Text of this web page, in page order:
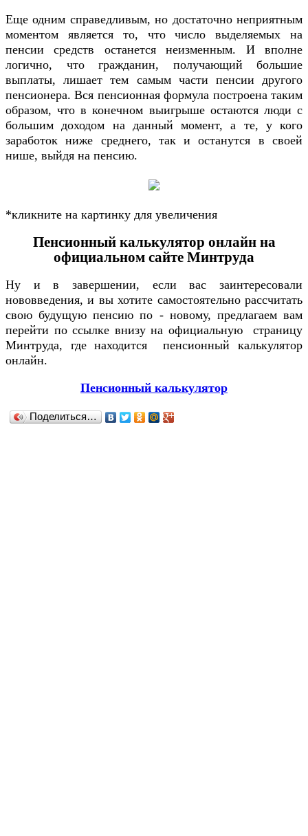
Еще одним справедливым, но достаточно неприятным
моментом является то, что число выделяемых на
пенсии средств останется неизменным. И вполне
логично, что гражданин, получающий большие
выплаты, лишает тем самым части пенсии другого
пенсионера. Вся пенсионная формула построена таким
образом, что в конечном выигрыше остаются люди с
большим доходом на данный момент, а те, у кого
заработок ниже среднего, так и останутся в своей
нише, выйдя на пенсию.
*кликните на картинку для увеличения
Пенсионный калькулятор онлайн на
официальном сайте Минтруда
Ну и в завершении, если вас заинтересовали
нововведения, и вы хотите самостоятельно рассчитать
свою будущую пенсию по - новому, предлагаем вам
перейти по ссылке внизу на официальную страницу
Минтруда, где находится пенсионный калькулятор
онлайн.
Пенсионный калькулятор
Поделиться…